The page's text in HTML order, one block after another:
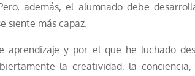
además, el alumnado debe
siente más capaz.
y por el que he luchado
la creatividad, la